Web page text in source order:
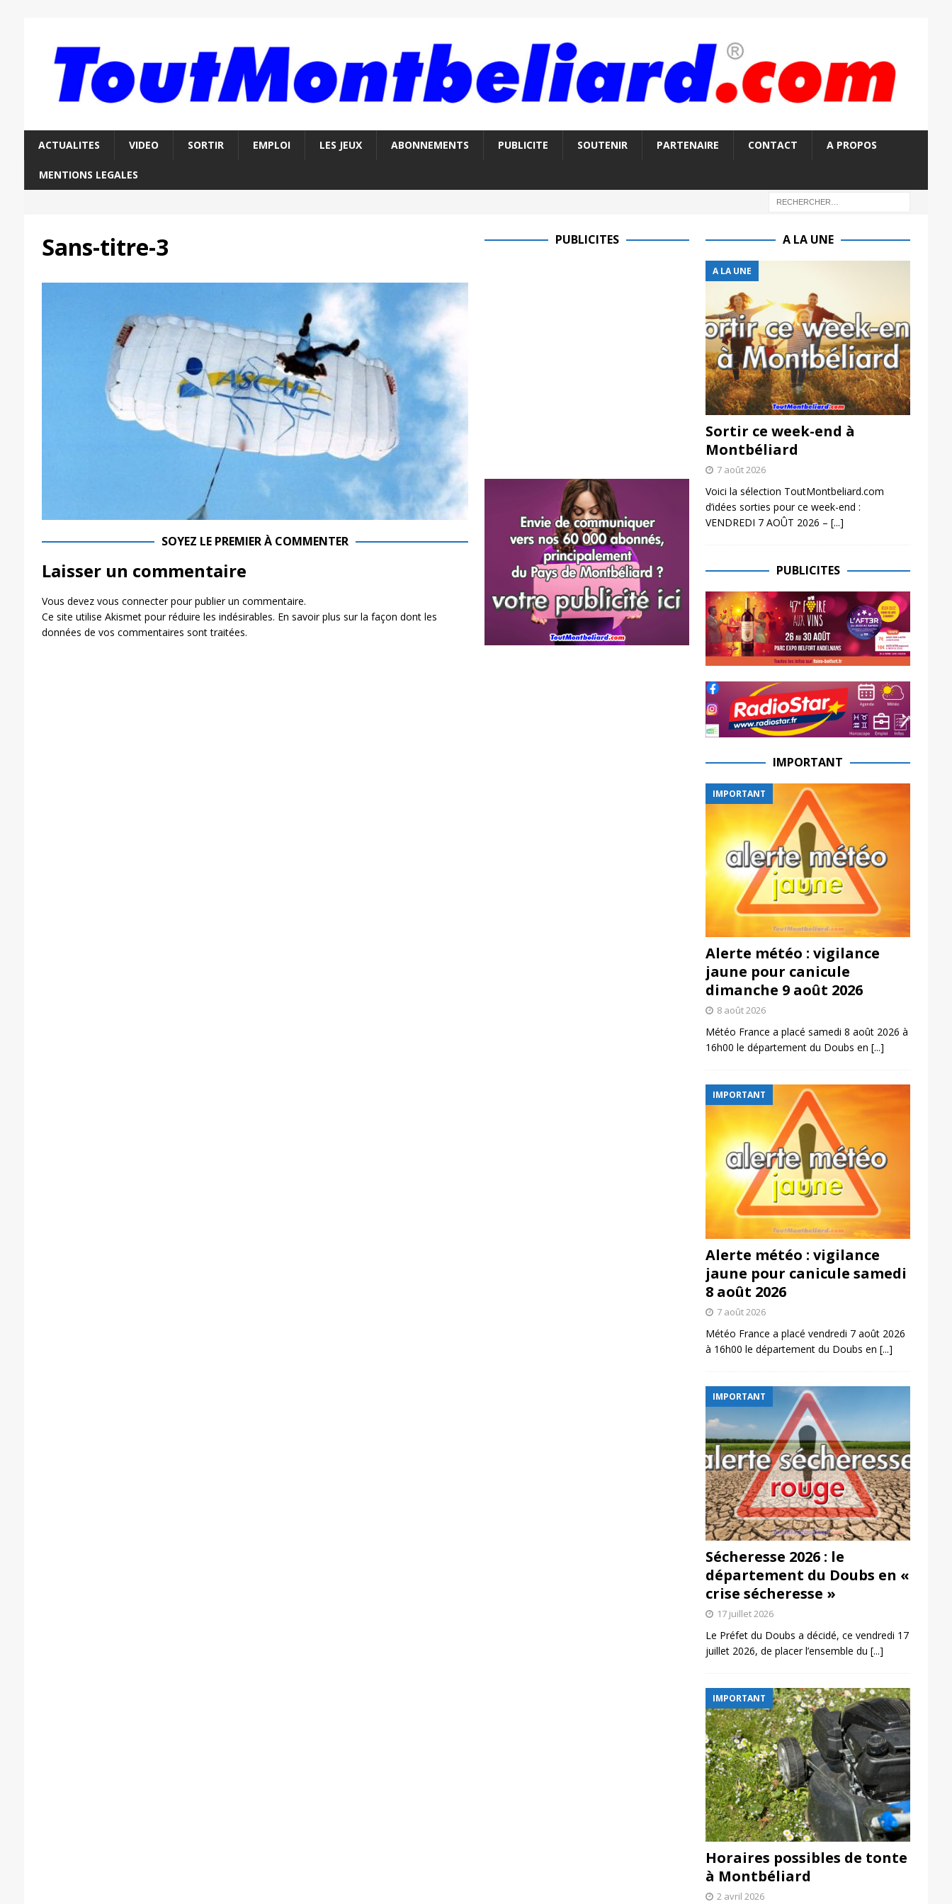
ACTUALITES VIDEO SORTIR EMPLOI LES JEUX ABONNEMENTS PUBLICITE SOUTENIR PARTENAIRE CONTACT A PROPOS
MENTIONS LEGALES
Sans-titre-3
SOYEZ LE PREMIER À COMMENTER
Laisser un commentaire
Vous devez vous connecterpour publier un commentaire.
Ce site utilise Akismet pour réduire les indésirables. En savoir plus sur la façon dont les
données de vos commentaires sont traitées.
PUBLICITES A LA UNE
A LA UNE
Sortir ce week-end à
Montbéliard
7 août 2026
Voici la sélection ToutMontbeliard.com
d’idées sorties pour ce week-end :
VENDREDI 7 AOÛT 2026 – [...]
PUBLICITES
IMPORTANT
IMPORTANT
Alerte météo : vigilance
jaune pour canicule
dimanche 9 août 2026
8 août 2026
Météo France a placé samedi 8 août 2026 à
16h00 le département du Doubs en [...]
IMPORTANT
Alerte météo : vigilance
jaune pour canicule samedi
8 août 2026
7 août 2026
Météo France a placé vendredi 7 août 2026
à 16h00 le département du Doubs en [...]
IMPORTANT
Sécheresse 2026 : le
département du Doubs en «
crise sécheresse »
17 juillet 2026
Le Préfet du Doubs a décidé, ce vendredi 17
juillet 2026, de placer l’ensemble du [...]
IMPORTANT
Horaires possibles de tonte
à Montbéliard
2 avril 2026